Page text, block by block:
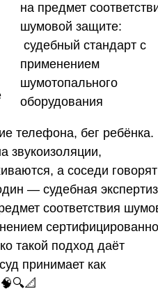
телефона, бег ребёнка.
звукоизоляции,
а соседи
— судебная
соответствия
такой подход даёт
принимает как